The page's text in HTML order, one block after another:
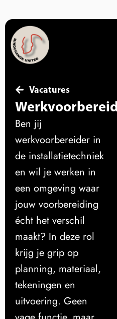
Vacatures
Ben jij
werkvoorbereider in
de installatietechniek
en wil je werken in
een omgeving waar
jouw voorbereiding
écht het verschil
maakt? In deze rol
krijg je grip op
planning, materiaal,
tekeningen en
uitvoering. Geen